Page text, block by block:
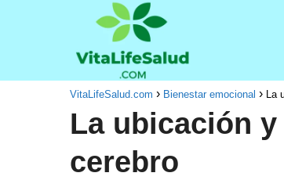
VitaLifeSalud.com Bienestar emocional La
La ubicación
cerebro